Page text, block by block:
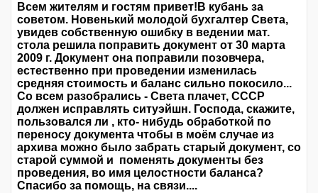
Всем жителям и гостям привет!В кубань за
советом. Новенький молодой бухгалтер Света,
увидев собственную ошибку в ведении мат.
стола решила поправить документ от 30 марта
2009 г. Документ она поправили позовчера,
естественно при проведении изменилась
средняя стоимость и баланс сильно покосило...
Со всем разобрались - Света плачет, СССР
должен исправлять ситуэйшн. Господа, скажите,
пользовался ли , кто- нибудь обработкой по
переносу документа чтобы в моём случае из
архива можно было забрать старый документ, со
старой суммой и поменять документы без
проведения, во имя целостности баланса?
Спасибо за помощь, на связи....